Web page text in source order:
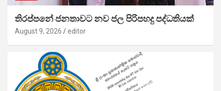
තිරප්පනේ ජනතාවට නව ජල පිරිපහදු පද්ධතියක්
August 9, 2026 editor